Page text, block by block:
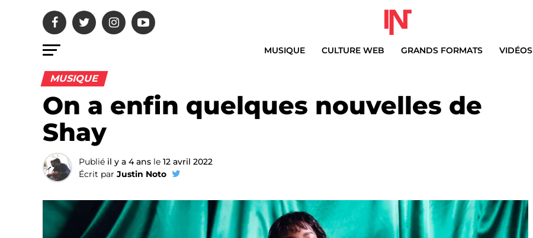
MUSIQUE CULTURE WEB GRANDS FORMATS VIDÉOS
MUSIQUE
On a enfin quelques nouvelles de
Shay
Publié il y a 4 ans le 12 avril 2022
Écrit par Justin Noto